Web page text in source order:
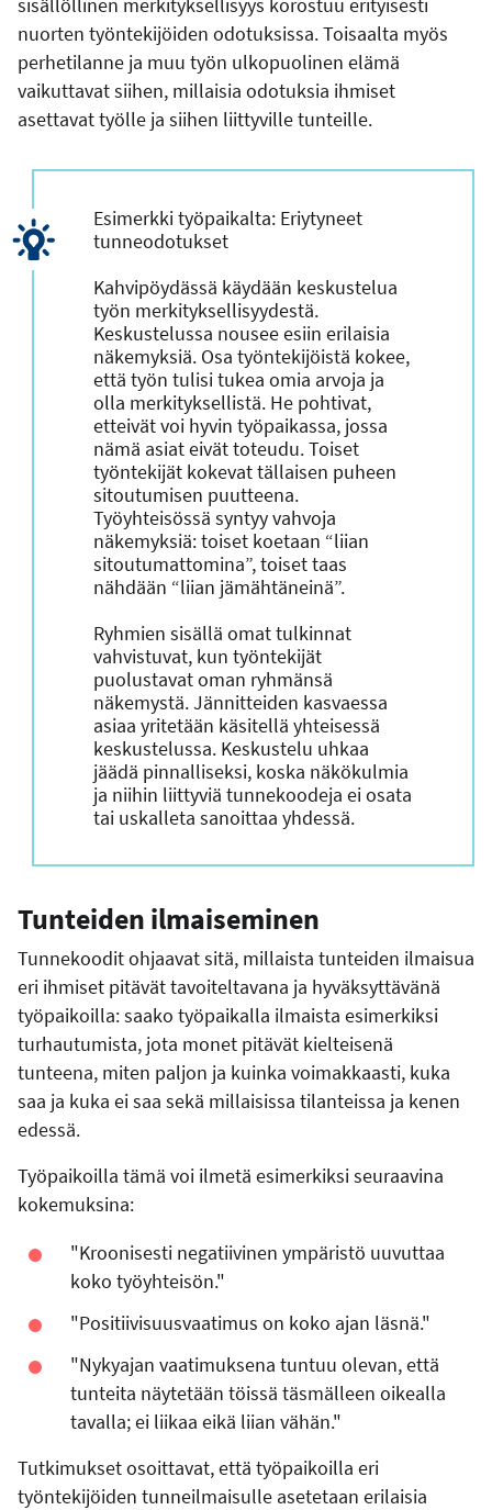
nuorten työntekijöiden odotuksissa. Toisaalta myös
perhetilanne ja muu työn ulkopuolinen elämä
vaikuttavat siihen, millaisia odotuksia ihmiset
asettavat työlle ja siihen liittyville tunteille.
Esimerkki työpaikalta: Eriytyneet
tunneodotukset
Kahvipöydässä käydään keskustelua
työn merkityksellisyydestä.
Keskustelussa nousee esiin erilaisia
näkemyksiä. Osa työntekijöistä kokee,
että työn tulisi tukea omia arvoja ja
olla merkityksellistä. He pohtivat,
etteivät voi hyvin työpaikassa, jossa
nämä asiat eivät toteudu. Toiset
työntekijät kokevat tällaisen puheen
sitoutumisen puutteena.
Työyhteisössä syntyy vahvoja
näkemyksiä: toiset koetaan “liian
sitoutumattomina”, toiset taas
nähdään “liian jämähtäneinä”.
Ryhmien sisällä omat tulkinnat
vahvistuvat, kun työntekijät
puolustavat oman ryhmänsä
näkemystä. Jännitteiden kasvaessa
asiaa yritetään käsitellä yhteisessä
keskustelussa. Keskustelu uhkaa
jäädä pinnalliseksi, koska näkökulmia
ja niihin liittyviä tunnekoodeja ei osata
tai uskalleta sanoittaa yhdessä.
Tunteiden ilmaiseminen
Tunnekoodit ohjaavat sitä, millaista tunteiden ilmaisua
eri ihmiset pitävät tavoiteltavana ja hyväksyttävänä
työpaikoilla: saako työpaikalla ilmaista esimerkiksi
turhautumista, jota monet pitävät kielteisenä
tunteena, miten paljon ja kuinka voimakkaasti, kuka
saa ja kuka ei saa sekä millaisissa tilanteissa ja kenen
edessä.
Työpaikoilla tämä voi ilmetä esimerkiksi seuraavina
kokemuksina:
"Kroonisesti negatiivinen ympäristö uuvuttaa
koko työyhteisön."
"Positiivisuusvaatimus on koko ajan läsnä."
"Nykyajan vaatimuksena tuntuu olevan, että
tunteita näytetään töissä täsmälleen oikealla
tavalla; ei liikaa eikä liian vähän."
Tutkimukset osoittavat, että työpaikoilla eri
työntekijöiden tunneilmaisulle asetetaan erilaisia